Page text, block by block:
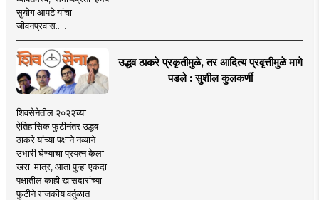
सुयोग आपटे यांचा
जीवनप्रवास.....
उद्धव ठाकरे प्रकृतीमुळे, तर आदित्य प्रवृत्तीमुळे मागे
पडले : सुशील कुलकर्णी
शिवसेनेतील २०२२च्या
ऐतिहासिक फुटीनंतर उद्धव
ठाकरे यांच्या पक्षाने नव्याने
उभारी घेण्याचा प्रयत्न केला
खरा. मात्र, आता पुन्हा एकदा
पक्षातील काही खासदारांच्या
फुटीने राजकीय वर्तुळात